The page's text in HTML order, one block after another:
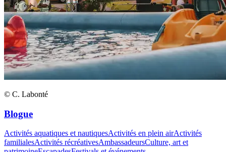
© C. Labonté
Blogue
Activités aquatiques et nautiquesActivités en plein airActivités
familialesActivités récréativesAmbassadeursCulture, art et